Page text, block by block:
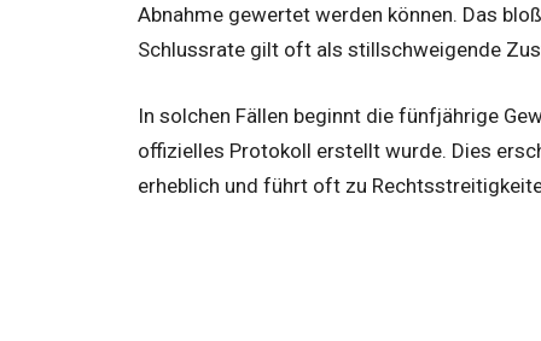
Abnahme gewertet werden können. Das
Schlussrate gilt oft als stillschweigende
In solchen Fällen beginnt die fünfjährige
offizielles Protokoll erstellt wurde. Dies
erheblich und führt oft zu